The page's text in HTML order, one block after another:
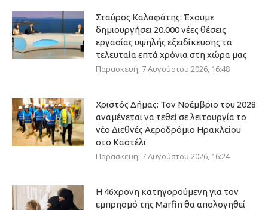
Σταύρος Καλαφάτης: Έχουμε
δημιουργήσει 20.000 νέες θέσεις
εργασίας υψηλής εξειδίκευσης τα
τελευταία επτά χρόνια στη χώρα μας
Παρασκευή, 7 Αυγούστου 2026, 16:48
Χριστός Δήμας: Τον Νοέμβριο του 2028
αναμένεται να τεθεί σε λειτουργία το
νέο Διεθνές Αεροδρόμιο Ηρακλείου
στο Καστέλι
Παρασκευή, 7 Αυγούστου 2026, 16:24
Η 46χρονη κατηγορούμενη για τον
εμπρησμό της Marfin θα απολογηθεί